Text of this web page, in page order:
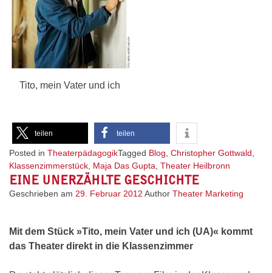
Tito, mein Vater und ich
teilen teilen
Posted in TheaterpädagogikTagged Blog, Christopher Gottwald,
Klassenzimmerstück, Maja Das Gupta, Theater Heilbronn
EINE UNERZÄHLTE GESCHICHTE
Geschrieben am 29. Februar 2012 Author Theater Marketing
Mit dem Stück »Tito, mein Vater und ich (UA)« kommt
das Theater direkt in die Klassenzimmer